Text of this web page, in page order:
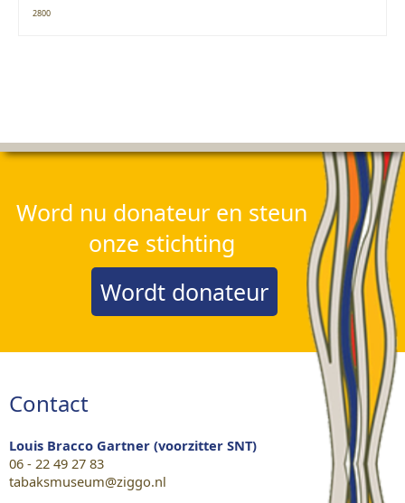
2800
Word nu donateur en steun
onze stichting
Wordt donateur
Contact
Louis Bracco Gartner (voorzitter SNT)
06 - 22 49 27 83
tabaksmuseum@ziggo.nl